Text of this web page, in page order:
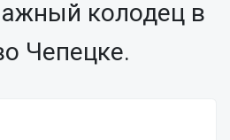
колодец в
Чепецке.